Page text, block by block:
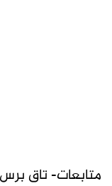
متابعات- تاق